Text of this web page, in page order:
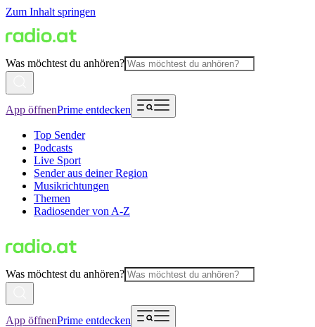
Zum Inhalt springen
Was möchtest du anhören?
App öffnenPrime entdecken
Top Sender
Podcasts
Live Sport
Sender aus deiner Region
Musikrichtungen
Themen
Radiosender von A-Z
Was möchtest du anhören?
App öffnenPrime entdecken